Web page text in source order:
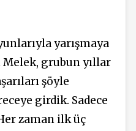
yarışmaya
Melek, grubun yıllar
şöyle
girdik. Sadece
zaman ilk üç